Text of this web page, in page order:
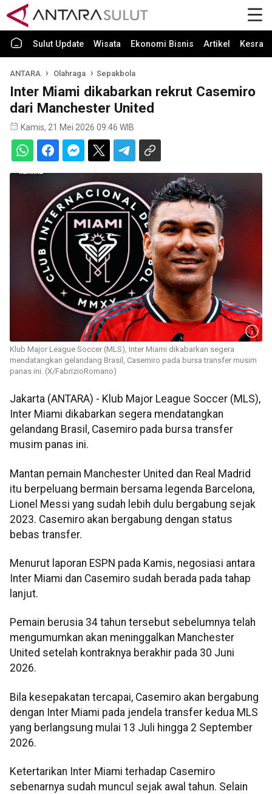
Sulut Update Wisata Ekonomi Bisnis Artikel Kesra
ANTARA Olahraga Sepakbola
Inter Miami dikabarkan rekrut Casemiro
dari Manchester United
Kamis, 21 Mei 2026 09:46 WIB
Klub Major League Soccer (MLS), Inter Miami dikabarkan segera
mendatangkan gelandang Brasil, Casemiro pada bursa transfer musim
panas ini. (X/FabrizioRomano)
Jakarta (ANTARA) - Klub Major League Soccer (MLS),
Inter Miami dikabarkan segera mendatangkan
gelandang Brasil, Casemiro pada bursa transfer
musim panas ini.
Mantan pemain Manchester United dan Real Madrid
itu berpeluang bermain bersama legenda Barcelona,
Lionel Messi yang sudah lebih dulu bergabung sejak
2023. Casemiro akan bergabung dengan status
bebas transfer.
Menurut laporan ESPN pada Kamis, negosiasi antara
Inter Miami dan Casemiro sudah berada pada tahap
lanjut.
Pemain berusia 34 tahun tersebut sebelumnya telah
mengumumkan akan meninggalkan Manchester
United setelah kontraknya berakhir pada 30 Juni
2026.
Bila kesepakatan tercapai, Casemiro akan bergabung
dengan Inter Miami pada jendela transfer kedua MLS
yang berlangsung mulai 13 Juli hingga 2 September
2026.
Ketertarikan Inter Miami terhadap Casemiro
sebenarnya sudah muncul sejak awal tahun. Selain